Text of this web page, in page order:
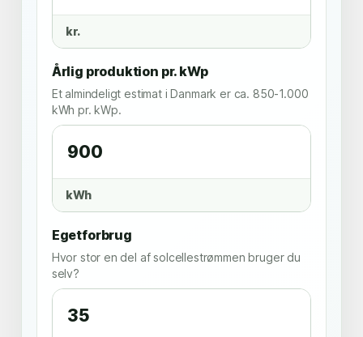
kr.
Årlig produktion pr. kWp
Et almindeligt estimat i Danmark er ca. 850-1.000
kWh pr. kWp.
kWh
Egetforbrug
Hvor stor en del af solcellestrømmen bruger du
selv?